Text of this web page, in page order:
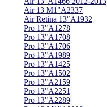
Air 13 M1"A2337
Air Retina 13″A1932
Pro 13"A1278
Pro 13"A1708
Pro 13"A1706
Pro 13"A1989
Pro 13"A1425
Pro 13"A1502
Pro 13"A2159
Pro 13"A2251
Pro 13"A2289